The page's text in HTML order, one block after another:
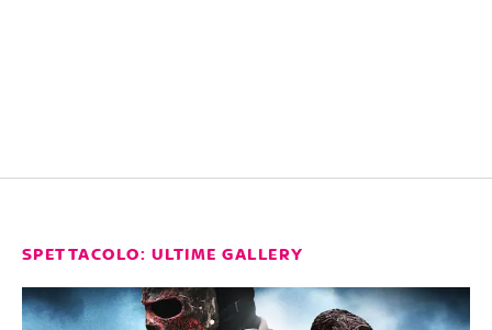
SPETTACOLO: ULTIME GALLERY